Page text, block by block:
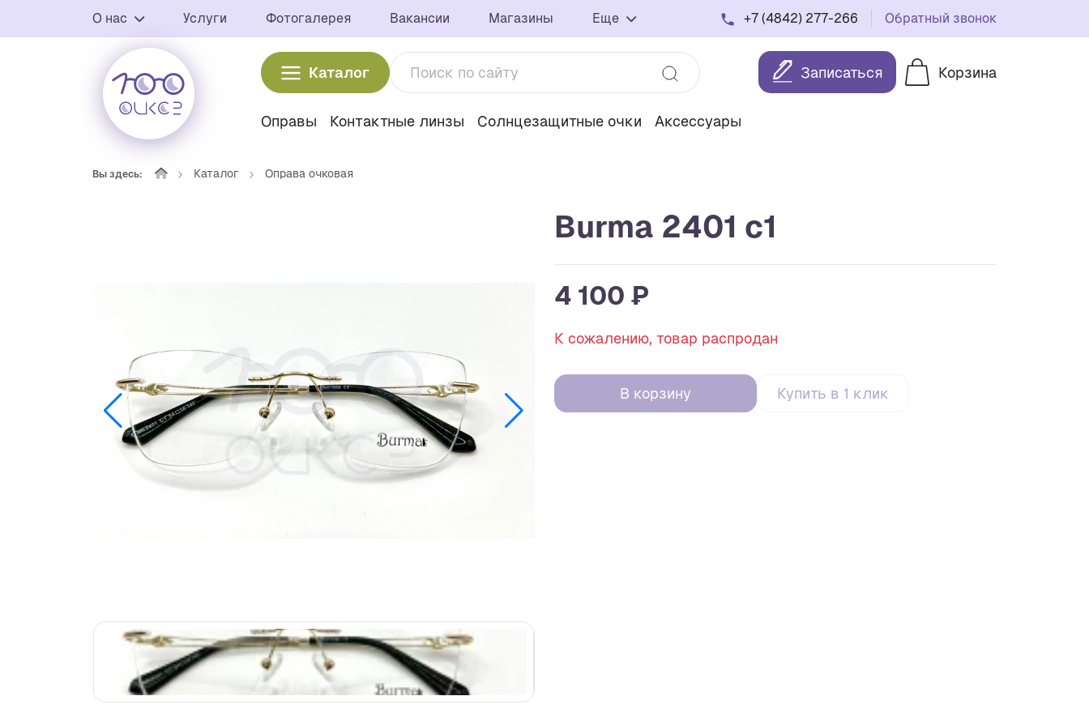
О нас Услуги Фотогалерея Вакансии Магазины Еще +7 (4842) 277-266 Обратный звонок
Каталог Записаться Корзина
Оправы Контактные линзы Солнцезащитные очки Аксессуары
Вы здесь: Каталог Оправа очковая
Burma 2401 c1
4 100 ₽
К сожалению, товар распродан
В корзину Купить в 1 клик